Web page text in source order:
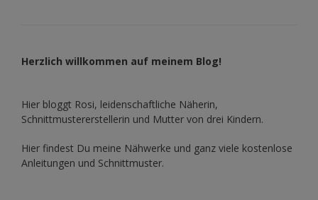
Herzlich willkommen auf meinem Blog!
Hier bloggt Rosi, leidenschaftliche Näherin,
Schnittmustererstellerin und Mutter von drei Kindern.
Hier findest Du meine Nähwerke und ganz viele kostenlose
Anleitungen und Schnittmuster.